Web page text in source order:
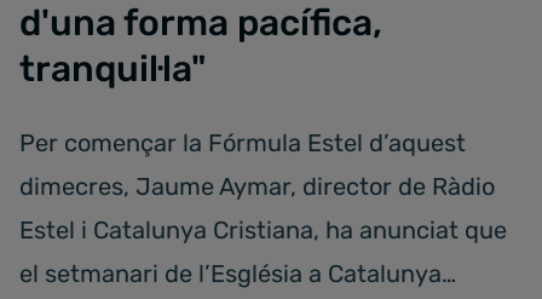
d'una forma pacífica,
tranquil·la"
Per començar la Fórmula Estel d’aquest
dimecres, Jaume Aymar, director de Ràdio
Estel i Catalunya Cristiana, ha anunciat que
el setmanari de l’Església a Catalunya…